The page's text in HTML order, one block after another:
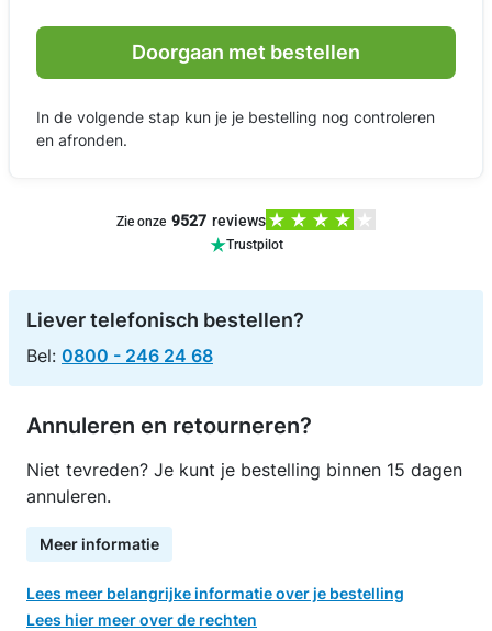
Doorgaan met bestellen
In de volgende stap kun je je bestelling nog controleren
en afronden.
Zie onze 9527 reviews
Trustpilot
Liever telefonisch bestellen?
Bel: 0800 - 246 24 68
Annuleren en retourneren?
Niet tevreden? Je kunt je bestelling binnen 15 dagen
annuleren.
Meer informatie
Lees meer belangrijke informatie over je bestelling
Lees hier meer over de rechten